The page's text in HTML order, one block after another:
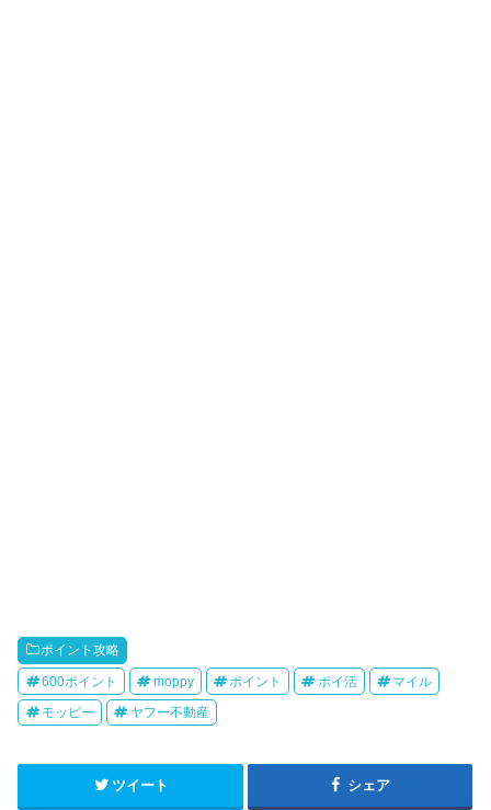
ポイント攻略
600ポイント moppy ポイント ポイ活 マイル
モッピー ヤフー不動産
ツイート シェア